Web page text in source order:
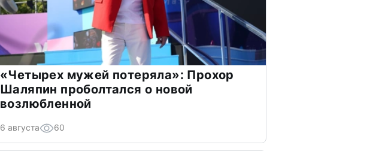
«Четырех мужей потеряла»: Прохор
Шаляпин проболтался о новой
возлюбленной
6 августа 60